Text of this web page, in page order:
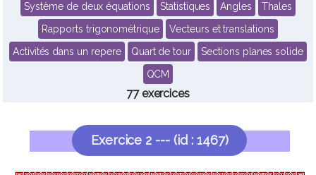
Système de deux équations
Statistiques Angles
Thales
Rapports trigonométrique
Vecteurs et translations
Activités dans un repere
Quart de tour
Sections planes solide
QCM
77 exercices
Exercice 2 --- (id : 1467)